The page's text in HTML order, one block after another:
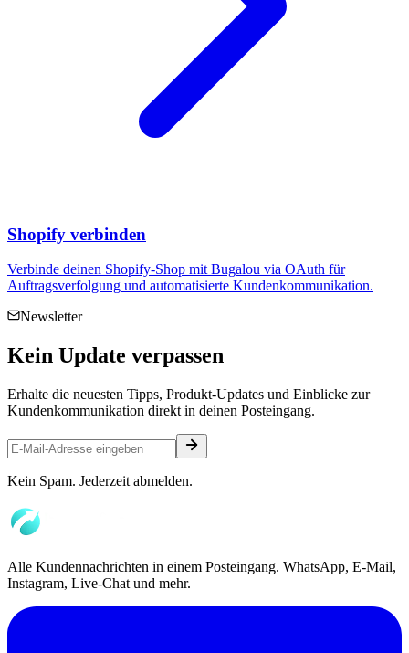
Shopify verbinden
Verbinde deinen Shopify-Shop mit Bugalou via OAuth für
Auftragsverfolgung und automatisierte Kundenkommunikation.
Newsletter
Kein Update verpassen
Erhalte die neuesten Tipps, Produkt-Updates und Einblicke zur
Kundenkommunikation direkt in deinen Posteingang.
Kein Spam. Jederzeit abmelden.
Alle Kundennachrichten in einem Posteingang. WhatsApp, E-Mail,
Instagram, Live-Chat und mehr.